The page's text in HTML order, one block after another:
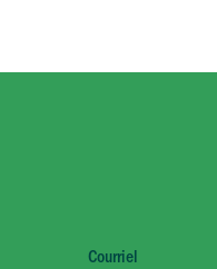
Courriel